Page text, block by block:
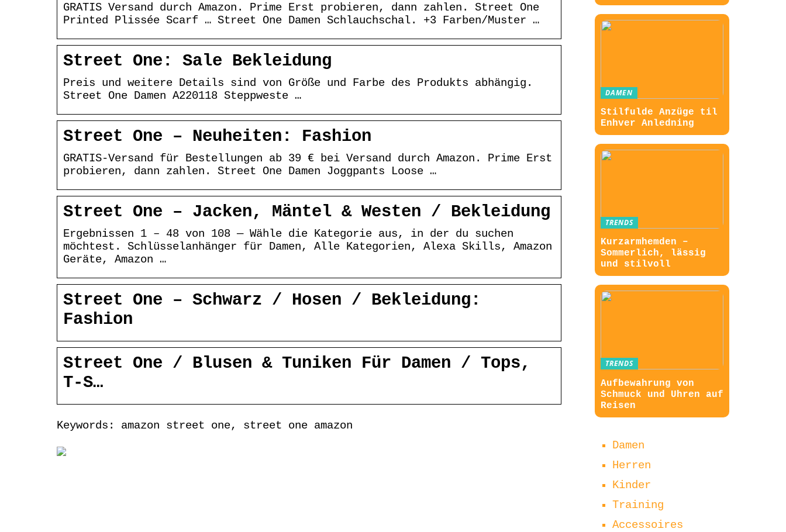
GRATIS Versand durch Amazon. Prime Erst probieren, dann zahlen. Street One
Printed Plissée Scarf … Street One Damen Schlauchschal. +3 Farben/Muster …
Street One: Sale Bekleidung
Preis und weitere Details sind von Größe und Farbe des Produkts abhängig.
Street One Damen A220118 Steppweste …
Street One – Neuheiten: Fashion
GRATIS-Versand für Bestellungen ab 39 € bei Versand durch Amazon. Prime Erst
probieren, dann zahlen. Street One Damen Joggpants Loose …
Street One – Jacken, Mäntel & Westen / Bekleidung
Ergebnissen 1 – 48 von 108 — Wähle die Kategorie aus, in der du suchen
möchtest. Schlüsselanhänger für Damen, Alle Kategorien, Alexa Skills, Amazon
Geräte, Amazon …
Street One – Schwarz / Hosen / Bekleidung:
Fashion
Street One / Blusen & Tuniken Für Damen / Tops,
T-S…
Keywords: amazon street one, street one amazon
DAMEN
Stilfulde Anzüge til
Enhver Anledning
TRENDS
Kurzarmhemden –
Sommerlich, lässig
und stilvoll
TRENDS
Aufbewahrung von
Schmuck und Uhren auf
Reisen
Damen
Herren
Kinder
Training
Accessoires